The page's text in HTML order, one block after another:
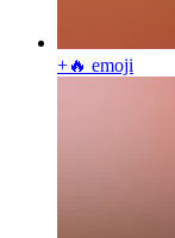
+🔥 emoji